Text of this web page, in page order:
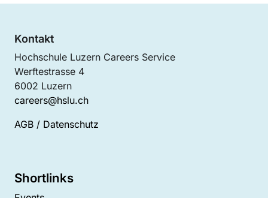
Kontakt
Hochschule Luzern Careers Service
Werftestrasse 4
6002 Luzern
careers@hslu.ch
AGB / Datenschutz
Shortlinks